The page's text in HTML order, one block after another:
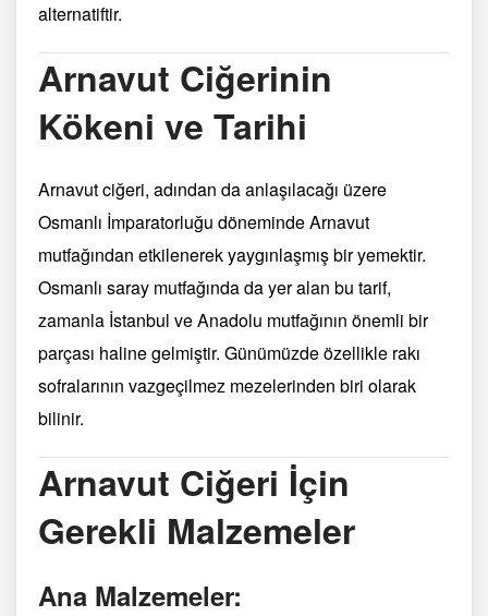
alternatiftir.
Arnavut Ciğerinin
Kökeni ve Tarihi
Arnavut ciğeri, adından da anlaşılacağı üzere
Osmanlı İmparatorluğu döneminde Arnavut
mutfağından etkilenerek yaygınlaşmış bir yemektir.
Osmanlı saray mutfağında da yer alan bu tarif,
zamanla İstanbul ve Anadolu mutfağının önemli bir
parçası haline gelmiştir. Günümüzde özellikle rakı
sofralarının vazgeçilmez mezelerinden biri olarak
bilinir.
Arnavut Ciğeri İçin
Gerekli Malzemeler
Ana Malzemeler: